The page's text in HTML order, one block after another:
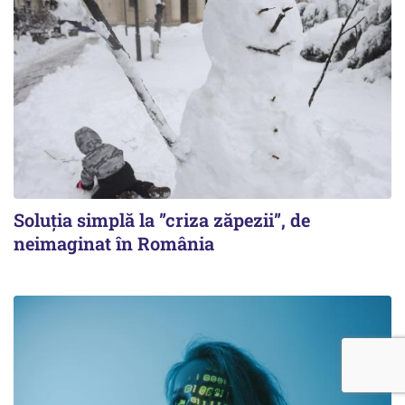
Soluția simplă la ”criza zăpezii”, de
neimaginat în România